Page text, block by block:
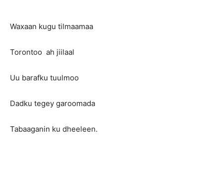
Waxaan kugu tilmaamaa
Torontoo ah jiilaal
Uu barafku tuulmoo
Dadku tegey garoomada
Tabaaganin ku dheeleen.